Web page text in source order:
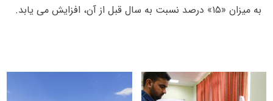
به میزان «۱۵» درصد نسبت به سال قبل از آن، افزایش می یابد.